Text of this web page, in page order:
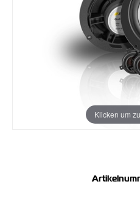
Keine Suchergebnisse
Keine Suchergebnisse
Klicken um